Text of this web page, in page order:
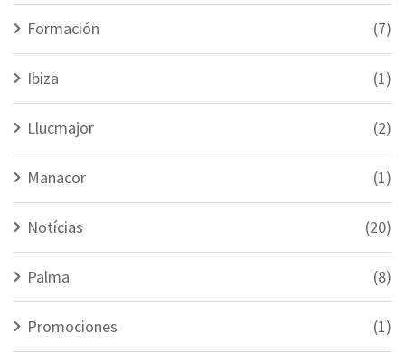
Formación (7)
Ibiza (1)
Llucmajor (2)
Manacor (1)
Notícias (20)
Palma (8)
Promociones (1)